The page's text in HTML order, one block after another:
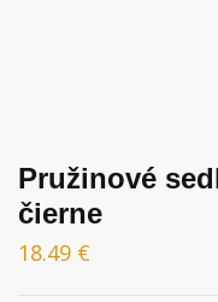
Pružinové
čierne
18.49 €